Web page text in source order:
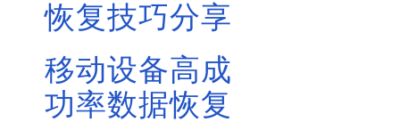
恢复技巧分享
移动设备高成
功率数据恢复